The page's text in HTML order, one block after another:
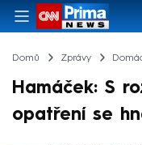
Domů Zprávy
Hamáček: S
opatření se